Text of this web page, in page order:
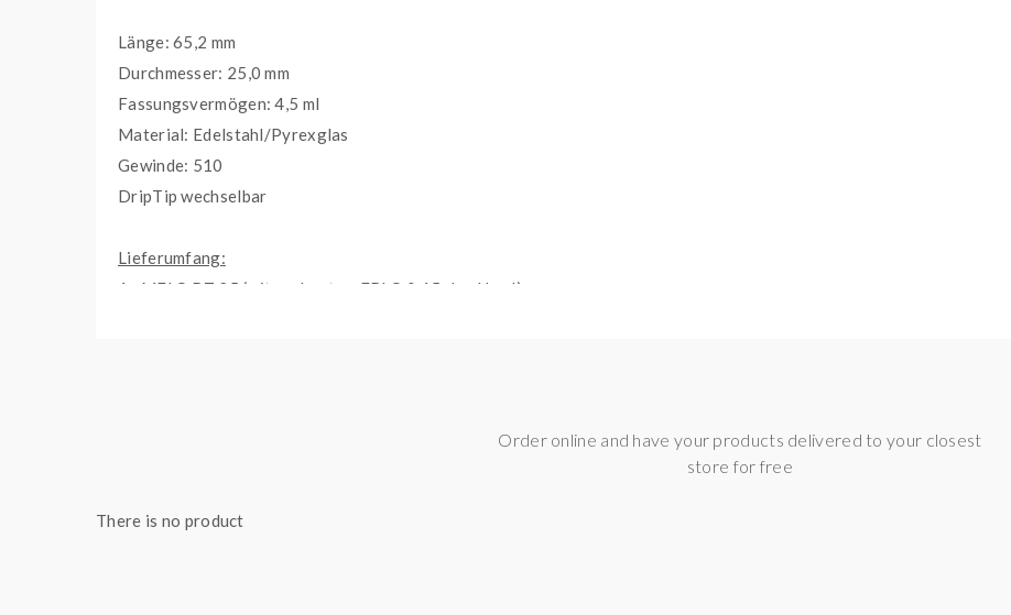
Länge: 65,2 mm
Durchmesser: 25,0 mm
Fassungsvermögen: 4,5 ml
Material: Edelstahl/Pyrexglas
Gewinde: 510
DripTip wechselbar
Lieferumfang:
1x MELO RT 25 (mit verbautem ERLQ 0.15ohm Head)
Order online and have your products delivered to your closest
store for free
There is no product